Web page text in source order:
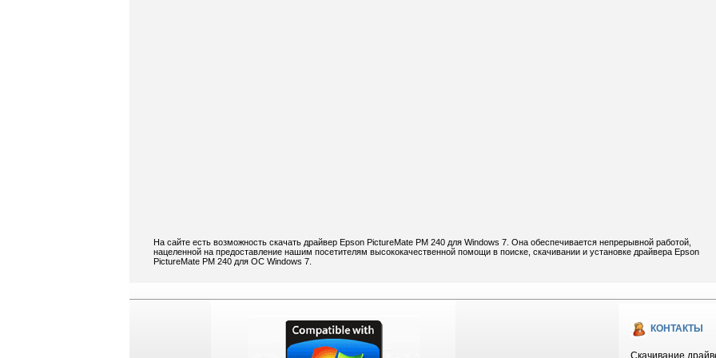
На сайте есть возможность скачать драйвер Epson PictureMate PM 240 для Windows 7. Она обеспечивается непрерывной работой,
нацеленной на предоставление нашим посетителям высококачественной помощи в поиске, скачивании и установке драйвера Epson
PictureMate PM 240 для ОС Windows 7.
КОНТАКТЫ
Скачивание